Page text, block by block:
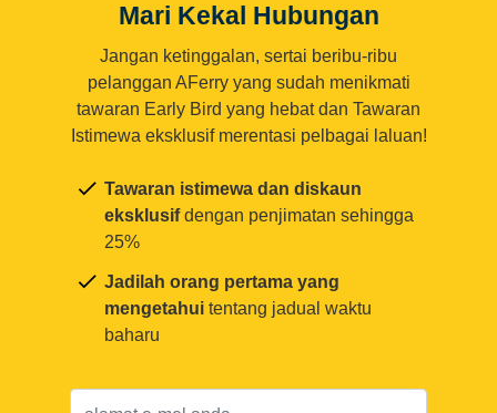
Mari Kekal Hubungan
Jangan ketinggalan, sertai beribu-ribu
pelanggan AFerry yang sudah menikmati
tawaran Early Bird yang hebat dan Tawaran
Istimewa eksklusif merentasi pelbagai laluan!
Tawaran istimewa dan diskaun
eksklusifdengan penjimatan sehingga
25%
Jadilah orang pertama yang
mengetahui tentang jadual waktu
baharu